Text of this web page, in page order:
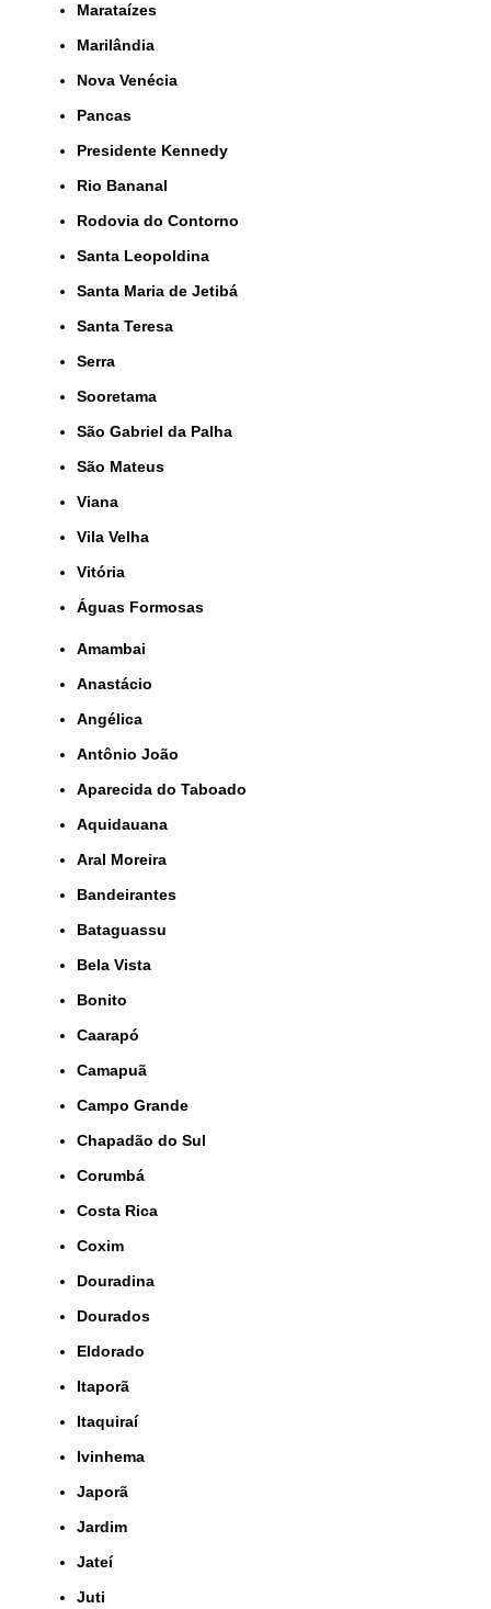
Marataízes
Marilândia
Nova Venécia
Pancas
Presidente Kennedy
Rio Bananal
Rodovia do Contorno
Santa Leopoldina
Santa Maria de Jetibá
Santa Teresa
Serra
Sooretama
São Gabriel da Palha
São Mateus
Viana
Vila Velha
Vitória
Águas Formosas
Amambai
Anastácio
Angélica
Antônio João
Aparecida do Taboado
Aquidauana
Aral Moreira
Bandeirantes
Bataguassu
Bela Vista
Bonito
Caarapó
Camapuã
Campo Grande
Chapadão do Sul
Corumbá
Costa Rica
Coxim
Douradina
Dourados
Eldorado
Itaporã
Itaquiraí
Ivinhema
Japorã
Jardim
Jateí
Juti